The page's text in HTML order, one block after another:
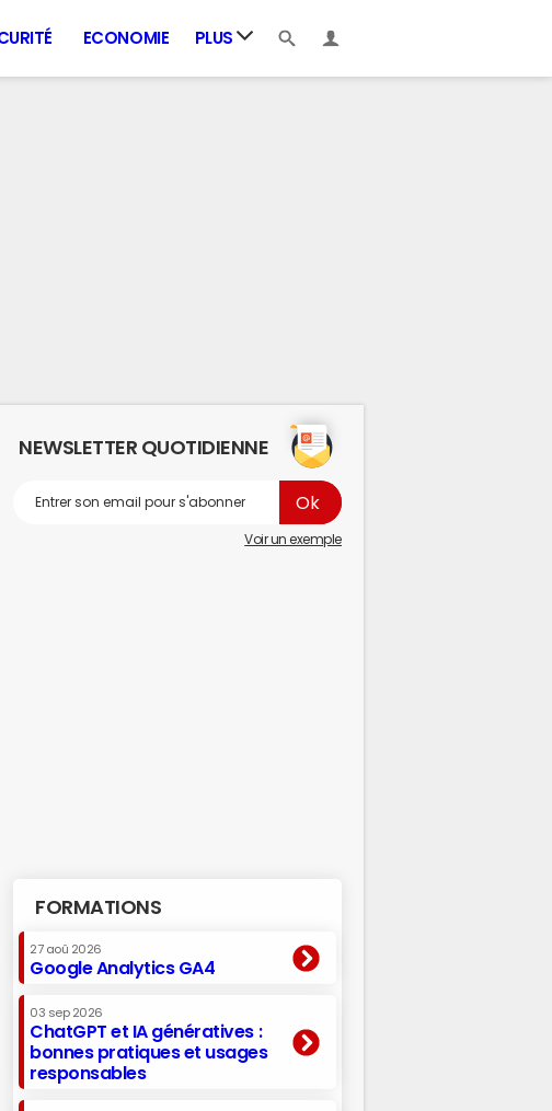
ECONOMIE PLUS
NEWSLETTER QUOTIDIENNE
Voir un exemple
FORMATIONS
27 aoû 2026
Google Analytics GA4
03 sep 2026
ChatGPT et IA génératives :
bonnes pratiques et usages
responsables